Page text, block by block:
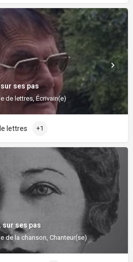
ses pas
de lettres, Écrivain(e)
lettres +1
sur ses pas
de la chanson, Chanteur(se)